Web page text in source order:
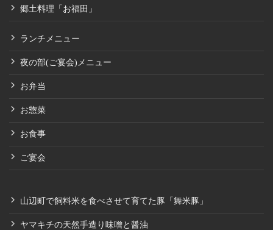
郷土料理「お福田」
ランチメニュー
夜の部(ご宴会)メニュー
お弁当
お惣菜
お食事
ご宴会
山辺町で飼料米を食べさせて育てた豚「舞米豚」
ヤマキチの天然手造り味噌と醤油